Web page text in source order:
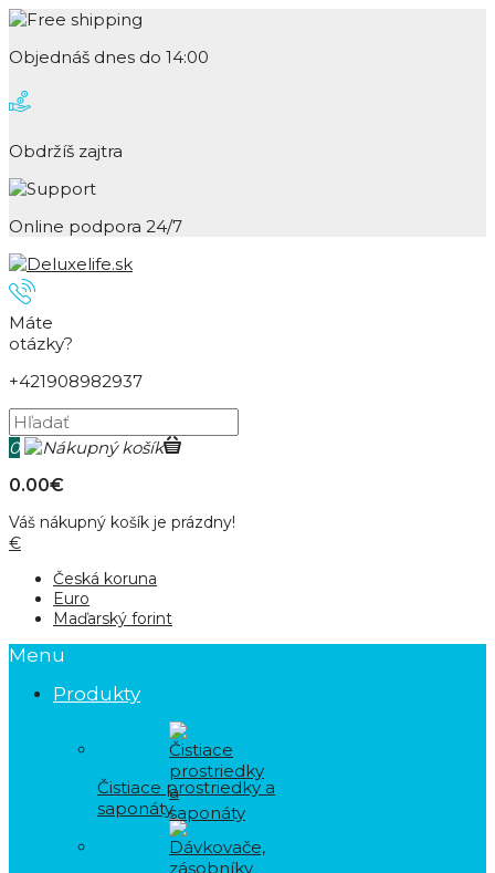
Objednáš dnes do 14:00
Obdržíš zajtra
Online podpora 24/7
Máte
otázky?
+421908982937
0
0.00€
Váš nákupný košík je prázdny!
€
Česká koruna
Euro
Maďarský forint
Menu
Produkty
Čistiace prostriedky a
saponáty